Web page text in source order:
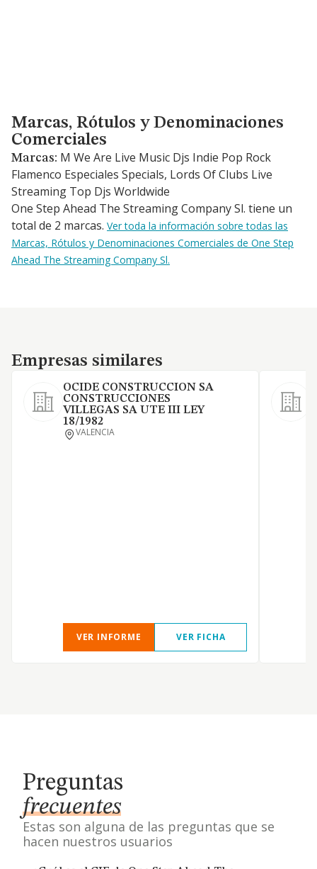
Marcas, Rótulos y Denominaciones Comerciales
Marcas, Rótulos y Denominaciones
Comerciales
Marcas: M We Are Live Music Djs Indie Pop Rock
Flamenco Especiales Specials, Lords Of Clubs Live
Streaming Top Djs Worldwide
One Step Ahead The Streaming Company Sl. tiene un
total de 2 marcas. Ver toda la información sobre todas las
Marcas, Rótulos y Denominaciones Comerciales de One Step
Ahead The Streaming Company Sl.
Empresas similares
Empresas similares
OCIDE CONSTRUCCION SA
CONSTRUCCIONES
VILLEGAS SA UTE III LEY
18/1982
VALENCIA
VER INFORME VER FICHA
Preguntas
frecuentes
Estas son alguna de las preguntas que se
hacen nuestros usuarios